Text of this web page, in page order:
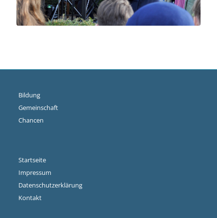
Bildung
Gemeinschaft
Chancen
Startseite
Impressum
Datenschutzerklärung
Kontakt